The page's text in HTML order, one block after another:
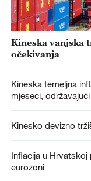
Kineska vanjska
očekivanja
Kineska temeljna
mjeseci,
Kinesko devizno
Inflacija u Hrvatskoj
eurozoni